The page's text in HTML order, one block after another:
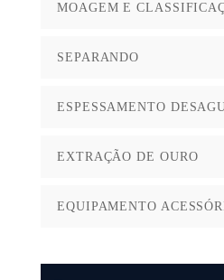
MOAGEM E
SEPARANDO
ESPESSAMENTO
EXTRAÇÃO DE OURO
EQUIPAMENTO